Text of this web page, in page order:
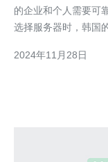
的企业和个人需要可
选择服务器时，韩国
Private Server
2024年11月28日